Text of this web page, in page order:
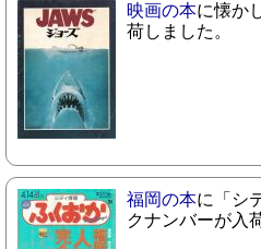
映画の本に懐か
荷しました。
福岡の本に「シ
クナンバーが入